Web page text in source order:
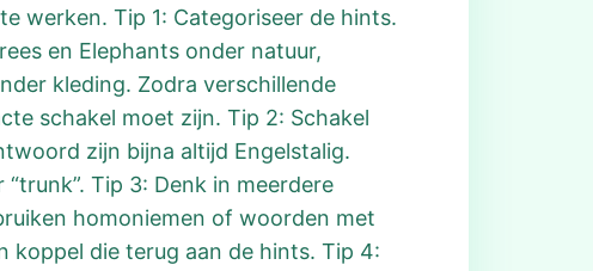
werken. Tip 1: Categoriseer de hints.
en Elephants onder natuur,
kleding. Zodra verschillende
schakel moet zijn. Tip 2: Schakel
zijn bijna altijd Engelstalig.
Tip 3: Denk in meerdere
homoniemen of woorden met
koppel die terug aan de hints. Tip 4: